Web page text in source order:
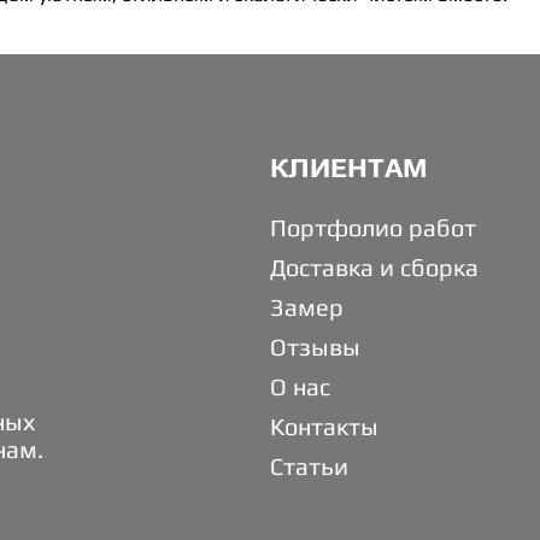
КЛИЕНТАМ
Портфолио работ
Доставка и сборка
Замер
Отзывы
О нас
Контакты
Статьи